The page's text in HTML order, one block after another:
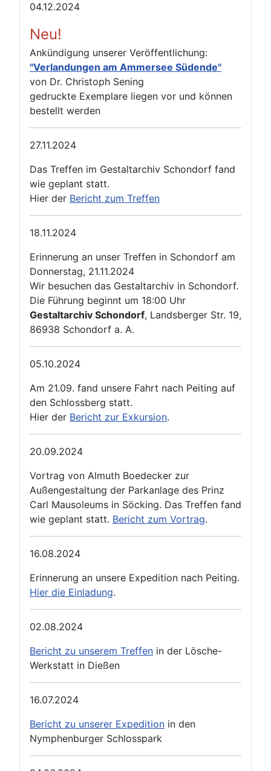
04.12.2024
Neu!
Ankündigung unserer Veröffentlichung:
"Verlandungen am Ammersee Südende"
von Dr. Christoph Sening
gedruckte Exemplare liegen vor und können
bestellt werden
27.11.2024
Das Treffen im Gestaltarchiv Schondorf fand
wie geplant statt.
Hier der Bericht zum Treffen
18.11.2024
Erinnerung an unser Treffen in Schondorf am
Donnerstag, 21.11.2024
Wir besuchen das Gestaltarchiv in Schondorf.
Die Führung beginnt um 18:00 Uhr
Gestaltarchiv Schondorf, Landsberger Str. 19,
86938 Schondorf a. A.
05.10.2024
Am 21.09. fand unsere Fahrt nach Peiting auf
den Schlossberg statt.
Hier der Bericht zur Exkursion.
20.09.2024
Vortrag von Almuth Boedecker zur
Außengestaltung der Parkanlage des Prinz
Carl Mausoleums in Söcking. Das Treffen fand
wie geplant statt. Bericht zum Vortrag.
16.08.2024
Erinnerung an unsere Expedition nach Peiting.
Hier die Einladung.
02.08.2024
Bericht zu unserem Treffen in der Lösche-
Werkstatt in Dießen
16.07.2024
Bericht zu unserer Expedition in den
Nymphenburger Schlosspark